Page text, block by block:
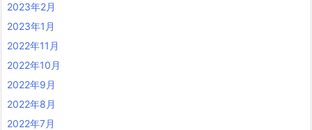
2023年2月
2023年1月
2022年11月
2022年10月
2022年9月
2022年8月
2022年7月